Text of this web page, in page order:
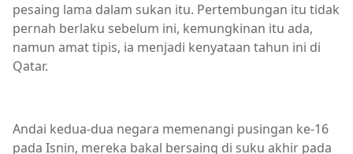
pesaing lama dalam sukan itu. Pertembungan itu tidak
pernah berlaku sebelum ini, kemungkinan itu ada,
namun amat tipis, ia menjadi kenyataan tahun ini di
Qatar.
Andai kedua-dua negara memenangi pusingan ke-16
pada Isnin, mereka bakal bersaing di suku akhir pada